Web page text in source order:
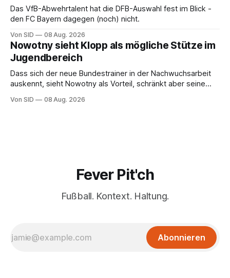
Das VfB-Abwehrtalent hat die DFB-Auswahl fest im Blick -
den FC Bayern dagegen (noch) nicht.
Von SID 08 Aug. 2026
Nowotny sieht Klopp als mögliche Stütze im
Jugendbereich
Dass sich der neue Bundestrainer in der Nachwuchsarbeit
auskennt, sieht Nowotny als Vorteil, schränkt aber seine
Von SID 08 Aug. 2026
Fever Pit'ch
Fußball. Kontext. Haltung.
Abonnieren